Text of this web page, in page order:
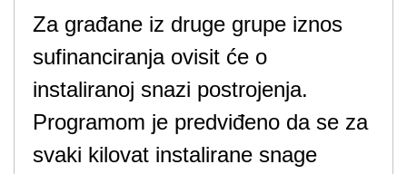
Za građane iz druge grupe iznos
sufinanciranja ovisit će o
instaliranoj snazi ​​postrojenja.
Programom je predviđeno da se za
svaki kilovat instalirane snage